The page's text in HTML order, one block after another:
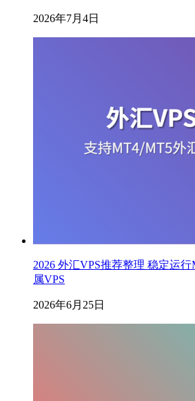
2026年7月4日
2026 外汇VPS推荐整理 稳定运
属VPS
2026年6月25日